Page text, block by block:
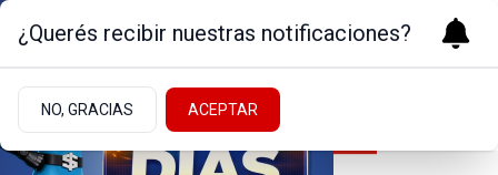
¿Querés recibir nuestras notificaciones?
NO, GRACIAS ACEPTAR